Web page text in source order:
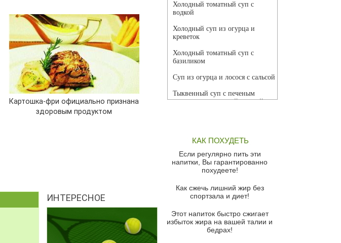
Картошка-фри официально признана
здоровым продуктом
ИНТЕРЕСНОЕ
Холодный томатный суп с
водкой
Холодный суп из огурца и
креветок
Холодный томатный суп с
базиликом
Суп из огурца и лосося с сальсой
Тыквенный суп с печеным
чесноком и томатной сальсой
красного перца
Парижский луковый суп
Суп из спаржи и горошка с
Суп-крем из цветной капусты
Французский луковый суп
Суп из баклажанов с моцареллой
КАК ПОХУДЕТЬ
Если регулярно пить эти
напитки, Вы гарантированно
похудеете!
Как сжечь лишний жир без
спортзала и диет!
Этот напиток быстро сжигает
избыток жира на вашей талии и
бедрах!